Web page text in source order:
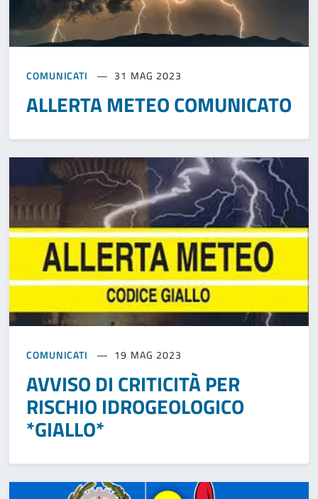
COMUNICATI 31 MAG 2023
ALLERTA METEO COMUNICATO
COMUNICATI 19 MAG 2023
AVVISO DI CRITICITÀ PER
RISCHIO IDROGEOLOGICO
*GIALLO*